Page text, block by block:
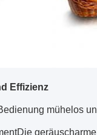
Effizienz
mühelos